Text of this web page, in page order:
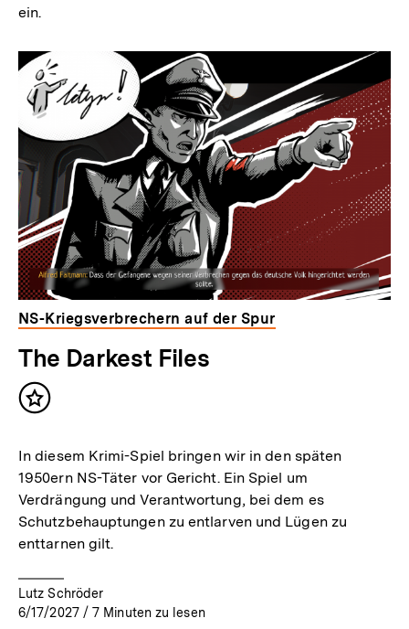
ein.
NS-Kriegsverbrechern auf der Spur
The Darkest Files
Inhalt
In diesem Krimi-Spiel bringen wir in den späten
1950ern NS-Täter vor Gericht. Ein Spiel um
Verdrängung und Verantwortung, bei dem es
Schutzbehauptungen zu entlarven und Lügen zu
enttarnen gilt.
Lutz Schröder
6/17/2027 / 7 Minuten zu lesen